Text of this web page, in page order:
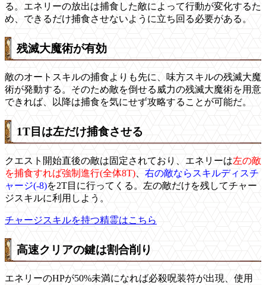
る。エネリーの放出は捕食した敵によって行動が変化するた
め、できるだけ捕食させないように立ち回る必要がある。
残滅大魔術が有効
敵のオートスキルの捕食よりも先に、味方スキルの残滅大魔
術が発動する。そのため敵を倒せる威力の残滅大魔術を用意
できれば、以降は捕食を気にせず攻略することが可能だ。
1T目は左だけ捕食させる
クエスト開始直後の敵は固定されており、エネリーは左の敵
を捕食すれば強制進行(全体8T)
右の敵ならスキルディスチ
ャージ(-8)を2T目に行ってくる。左の敵だけを残してチャー
ジスキルに利用しよう。
チャージスキルを持つ精霊はこちら
高速クリアの鍵は割合削り
エネリーのHPが50%未満になれば必殺呪装符が出現、使用